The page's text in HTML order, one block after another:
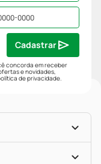
concorda em receber
e novidades,
de privacidade.
Cadastrar